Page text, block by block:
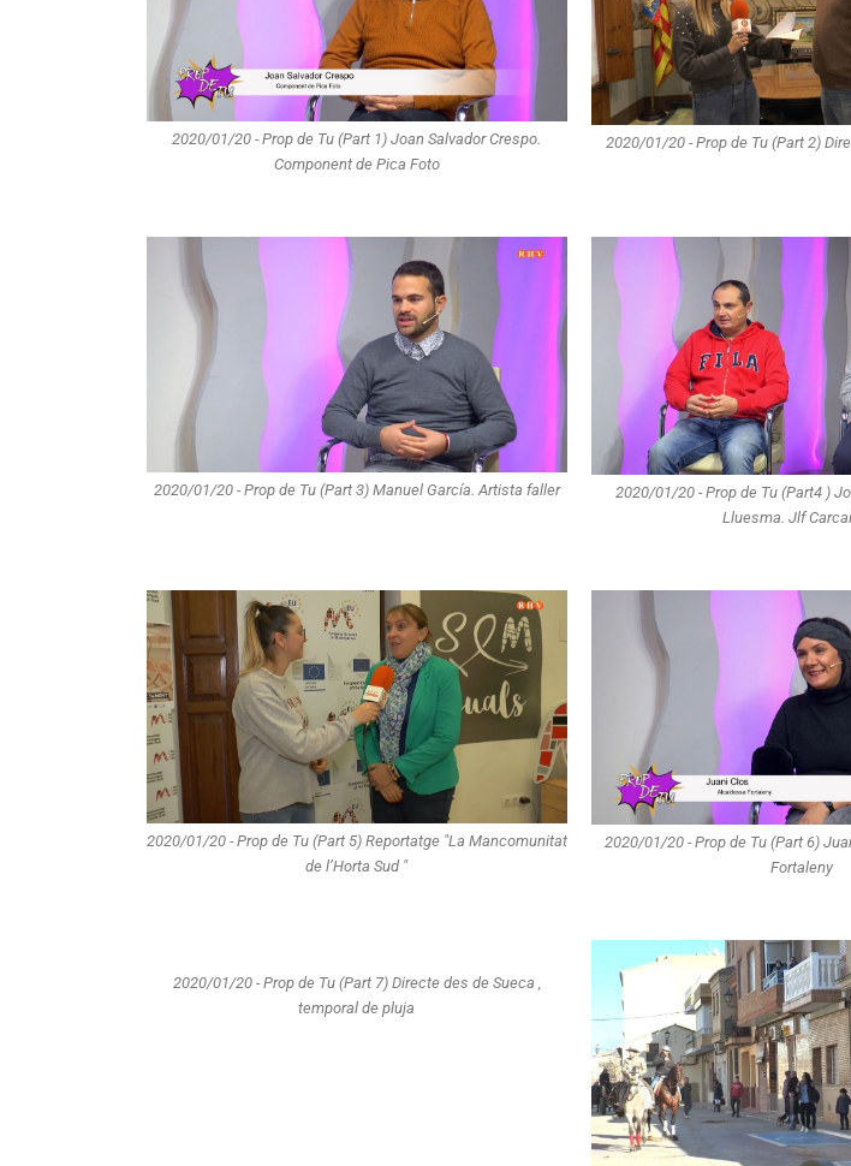
2020/01/20 - Prop de Tu (Part 1) Joan Salvador Crespo.
Component de Pica Foto
2020/01/20 - Prop de Tu (Part 2)
2020/01/20 - Prop de Tu (Part 3) Manuel García. Artista faller
2020/01/20 - Prop de Tu (Part4 )
Lluesma. Jlf
2020/01/20 - Prop de Tu (Part 5) Reportatge "La Mancomunitat
de l’Horta Sud "
2020/01/20 - Prop de Tu (Part 6)
Fortaleny
2020/01/20 - Prop de Tu (Part 7) Directe des de Sueca ,
temporal de pluja